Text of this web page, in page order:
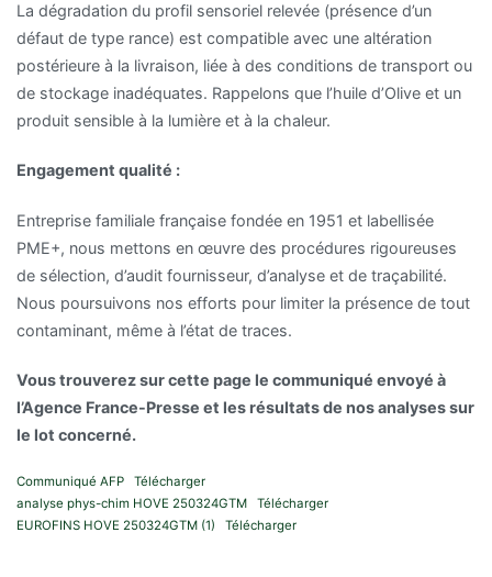
La dégradation du profil sensoriel relevée (présence d’un
défaut de type rance) est compatible avec une altération
postérieure à la livraison, liée à des conditions de transport ou
de stockage inadéquates. Rappelons que l’huile d’Olive et un
produit sensible à la lumière et à la chaleur.
Engagement qualité :
Entreprise familiale française fondée en 1951 et labellisée
PME+, nous mettons en œuvre des procédures rigoureuses
de sélection, d’audit fournisseur, d’analyse et de traçabilité.
Nous poursuivons nos efforts pour limiter la présence de tout
contaminant, même à l’état de traces.
Vous trouverez sur cette page le communiqué envoyé à
l’Agence France-Presse et les résultats de nos analyses sur
le lot concerné.
Communiqué AFP
Télécharger
analyse phys-chim HOVE 250324GTM
Télécharger
EUROFINS HOVE 250324GTM (1)
Télécharger